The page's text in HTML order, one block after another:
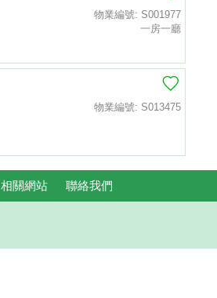
物業編號: S001977
一房一廳
物業編號: S013475
相關網站 聯絡我們